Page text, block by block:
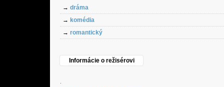
→ dráma
→ komédia
→ romantický
Informácie o režisérovi
.